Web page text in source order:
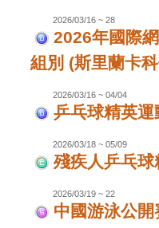
2026/03/16 ~ 28
2026年國際
組別 (斯里蘭卡
2026/03/16 ~ 04/04
乒乓球精英
2026/03/18 ~ 05/09
殘疾人乒乓
2026/03/19 ~ 22
中國游泳公